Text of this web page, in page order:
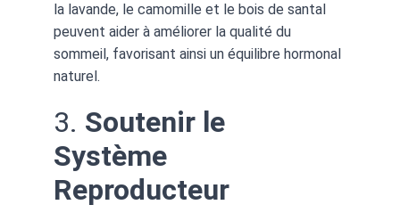
la lavande, le camomille et le bois de santal
peuvent aider à améliorer la qualité du
sommeil, favorisant ainsi un équilibre hormonal
naturel.
3. Soutenir le
Système
Reproducteur